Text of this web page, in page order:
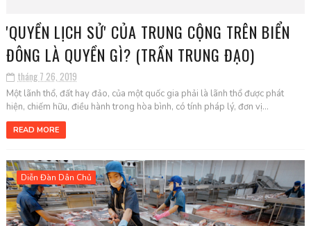
'QUYỀN LỊCH SỬ' CỦA TRUNG CỘNG TRÊN BIỂN
ĐÔNG LÀ QUYỀN GÌ? (TRẦN TRUNG ĐẠO)
tháng 7 26, 2019
Một lãnh thổ, đất hay đảo, của một quốc gia phải là lãnh thổ được phát
hiện, chiếm hữu, điều hành trong hòa bình, có tính pháp lý, đơn vị...
READ MORE
Diễn Đàn Dân Chủ